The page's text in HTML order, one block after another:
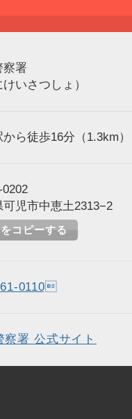
察署
けいさつしょ）
ら徒歩16分（1.3km）
0202
可児市中恵土2313−2
コピーする
0110
署 公式サイト